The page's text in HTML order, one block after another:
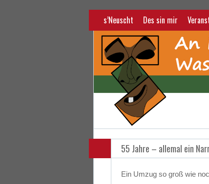
s’Neuscht Des sin mir
55 Jahre – allemal ein
Ein Umzug so groß wie